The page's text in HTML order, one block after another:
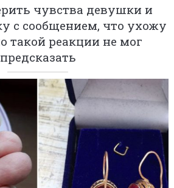
чувства девушки и
с сообщением, что ухожу
такой реакции не мог
предсказать